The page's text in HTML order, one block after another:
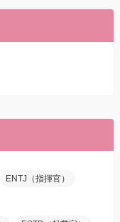
ENTJ（指揮官）